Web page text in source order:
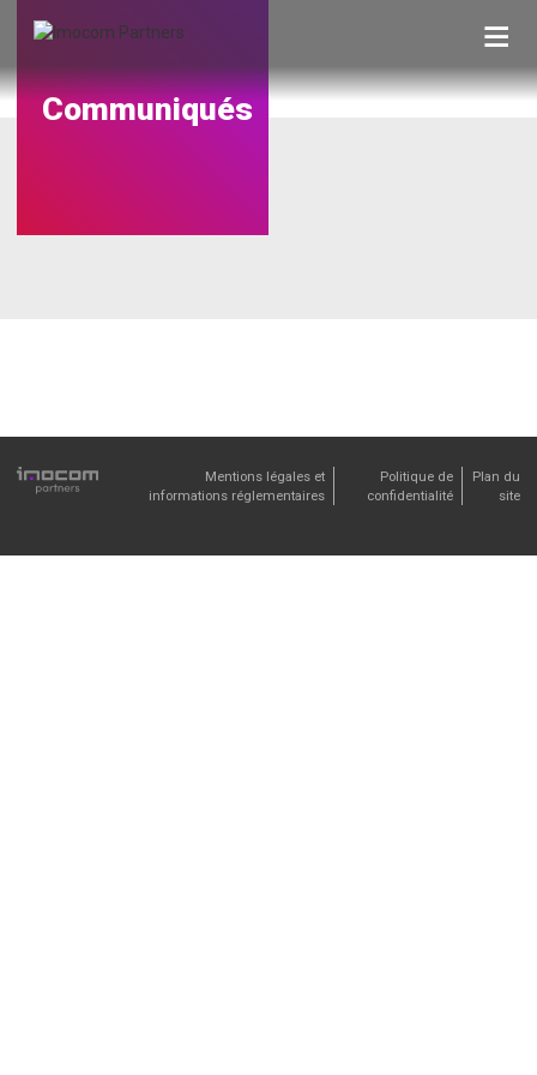
Communiqués
Mentions légales et
informations réglementaires
Politique de
confidentialité
Plan du
site